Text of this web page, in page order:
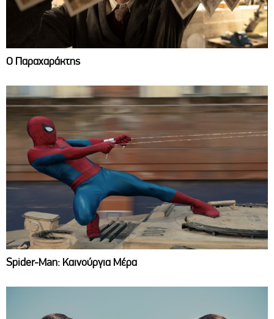
Ο Παραχαράκτης
Spider-Man: Καινούργια Μέρα